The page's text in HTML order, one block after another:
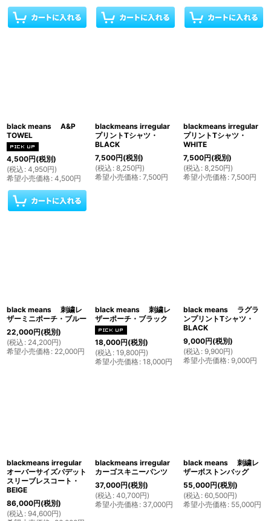
black means A&P
TOWEL
4,500円(税別)
(税込 : 4,950円)
希望小売価格: 4,500円
blackmeans irregular
プリントTシャツ・
BLACK
7,500円(税別)
(税込 : 8,250円)
希望小売価格: 7,500円
blackmeans irregular
プリントTシャツ・
WHITE
7,500円(税別)
(税込 : 8,250円)
希望小売価格: 7,500円
black means 刺繍レ
ザーミニポーチ・ブルー
22,000円(税別)
(税込 : 24,200円)
希望小売価格: 22,000円
black means 刺繍レ
ザーポーチ・ブラック
18,000円(税別)
(税込 : 19,800円)
希望小売価格: 18,000円
black means ラグラ
ンプリントTシャツ・
BLACK
9,000円(税別)
(税込 : 9,900円)
希望小売価格: 9,000円
blackmeans irregular
オーバーサイズパデット
スリーブレスコート・
BEIGE
86,000円(税別)
(税込 : 94,600円)
blackmeans irregular
カーゴスキニーパンツ
37,000円(税別)
(税込 : 40,700円)
希望小売価格: 37,000円
black means 刺繍レ
ザーボストンバッグ
55,000円(税別)
(税込 : 60,500円)
希望小売価格: 55,000円